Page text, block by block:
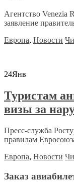
Агентство Venezia
заявление
Европа, Новости
24Янв
Туристам
визы за
Пресс-служба
правилам
Европа, Новости
Заказ